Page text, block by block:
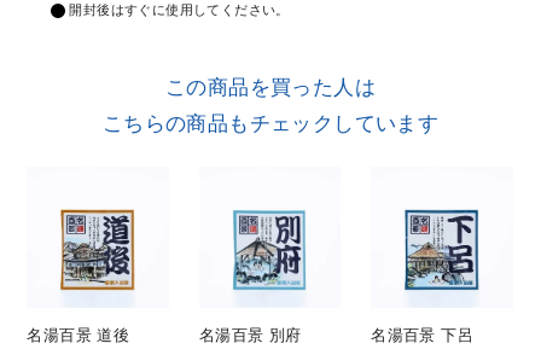
開封後はすぐに使用してください。
この商品を買った人は
こちらの商品もチェックしています
名湯百景 道後 名湯百景 別府 名湯百景 下呂